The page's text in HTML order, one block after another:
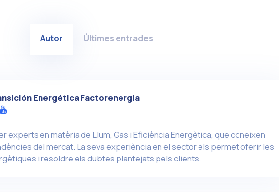
Autor Últimes entrades
Energética Factorenergia
experts en matèria de Llum, Gas i Eficiència Energètica, que coneixen
del mercat. La seva experiència en el sector els permet oferir les
i resoldre els dubtes plantejats pels clients.